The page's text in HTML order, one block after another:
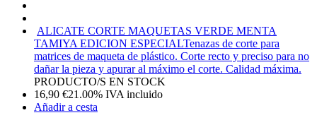
ALICATE CORTE MAQUETAS VERDE MENTA
TAMIYA EDICION ESPECIALTenazas de corte para
matrices de maqueta de plástico. Corte recto y preciso para no
dañar la pieza y apurar al máximo el corte. Calidad máxima.
PRODUCTO/S EN STOCK
16,90 €21.00% IVA incluido
Añadir a cesta